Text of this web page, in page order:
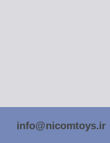
info@nicomtoys.ir